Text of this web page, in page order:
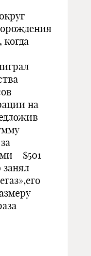
когда
на
– $501